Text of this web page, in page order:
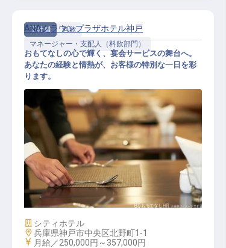
正社員
料飲
マネージャー・支配人（料飲部門）
宴会サービスアシスタントマネージ
ャー
ANAクラウンプラザホテル神戸
おもてなしの心で輝く、宴会サービスの舞台へ。
あなたの経験と情熱が、お客様の特別な一日を彩
ります。
施設業態
シティホテル
勤務地
兵庫県神戸市中央区北野町1-1
給与
月給／250,000円～ 357,000円